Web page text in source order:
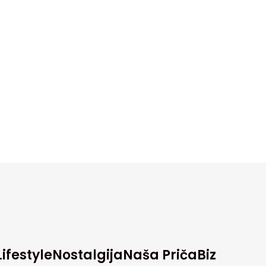
NostalgijaNaša PričaBiz